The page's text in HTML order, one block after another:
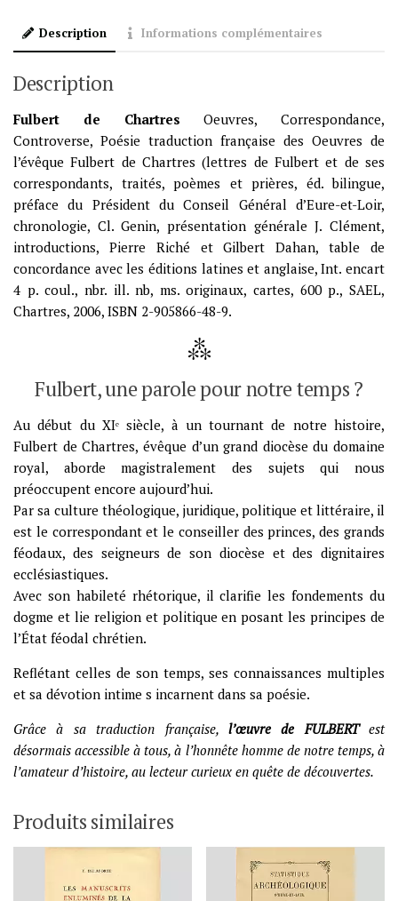
Description Informations complémentaires
Description
Fulbert de Chartres Oeuvres, Correspondance,
Controverse, Poésie traduction française des Oeuvres de
l’évêque Fulbert de Chartres (lettres de Fulbert et de ses
correspondants, traités, poèmes et prières, éd. bilingue,
préface du Président du Conseil Général d’Eure-et-Loir,
chronologie, Cl. Genin, présentation générale J. Clément,
introductions, Pierre Riché et Gilbert Dahan, table de
concordance avec les éditions latines et anglaise, Int. encart
4 p. coul., nbr. ill. nb, ms. originaux, cartes, 600 p., SAEL,
Chartres, 2006, ISBN 2-905866-48-9.
Fulbert, une parole pour notre temps ?
Au début du XIᵉ siècle, à un tournant de notre histoire,
Fulbert de Chartres, évêque d’un grand diocèse du domaine
royal, aborde magistralement des sujets qui nous
préoccupent encore aujourd’hui.
Par sa culture théologique, juridique, politique et littéraire, il
est le correspondant et le conseiller des princes, des grands
féodaux, des seigneurs de son diocèse et des dignitaires
ecclésiastiques.
Avec son habileté rhétorique, il clarifie les fondements du
dogme et lie religion et politique en posant les principes de
l’État féodal chrétien.
Reflétant celles de son temps, ses connaissances multiples
et sa dévotion intime s incarnent dans sa poésie.
Grâce à sa traduction française, l’œuvre de FULBERTest
désormais accessible à tous, à l’honnête homme de notre temps, à
l’amateur d’histoire, au lecteur curieux en quête de découvertes.
Produits similaires